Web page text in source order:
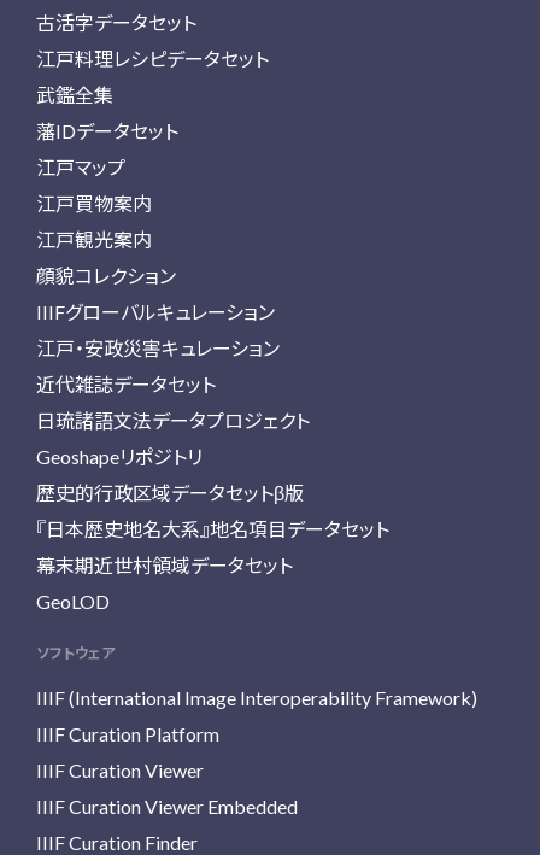
古活字データセット
江戸料理レシピデータセット
武鑑全集
藩IDデータセット
江戸マップ
江戸買物案内
江戸観光案内
顔貌コレクション
IIIFグローバルキュレーション
江戸・安政災害キュレーション
近代雑誌データセット
日琉諸語文法データプロジェクト
Geoshapeリポジトリ
歴史的行政区域データセットβ版
『日本歴史地名大系』地名項目データセット
幕末期近世村領域データセット
GeoLOD
ソフトウェア
IIIF (International Image Interoperability Framework)
IIIF Curation Platform
IIIF Curation Viewer
IIIF Curation Viewer Embedded
IIIF Curation Finder